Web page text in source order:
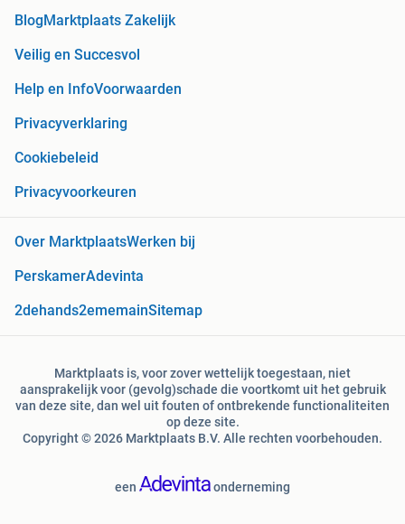
Blog Marktplaats Zakelijk
Veilig en Succesvol
Help en InfoVoorwaarden
Privacyverklaring
Cookiebeleid
Privacyvoorkeuren
Over MarktplaatsWerken bij
PerskamerAdevinta
2dehands2ememainSitemap
Marktplaats is, voor zover wettelijk toegestaan, niet
aansprakelijk voor (gevolg)schade die voortkomt uit het gebruik
van deze site, dan wel uit fouten of ontbrekende functionaliteiten
op deze site.
Copyright © 2026 Marktplaats B.V. Alle rechten voorbehouden.
een onderneming